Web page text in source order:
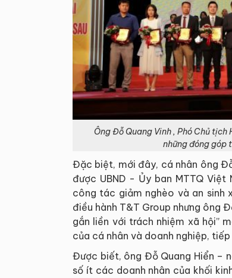
Ông Đỗ Quang Vinh , Phó Chủ
những đóng góp
Đặc biệt, mới đây, cá nhân ông
được UBND - Ủy ban MTTQ
công tác giảm nghèo và an sinh
điều hành T&T Group nhưng ông
gắn liền với trách nhiệm xã hội”
của cá nhân và doanh nghiệp,
Được biết, ông Đỗ Quang Hiển –
số ít các doanh nhân của khối